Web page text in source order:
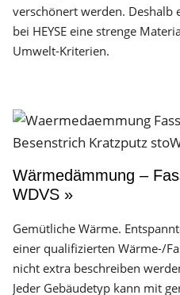
verschönert werden.
bei HEYSE eine strenge
Umwelt-Kriterien.
Wärmedämmung –
WDVS »
Gemütliche Wärme.
einer qualifizierten Wärme-/
nicht extra beschreiben
Jeder Gebäudetyp kann mit